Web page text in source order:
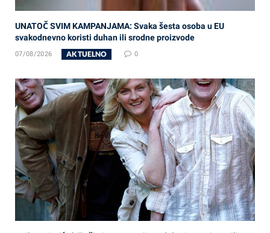
UNATOČ SVIM KAMPANJAMA: Svaka šesta osoba u EU
svakodnevno koristi duhan ili srodne proizvode
07/08/2026 AKTUELNO 0